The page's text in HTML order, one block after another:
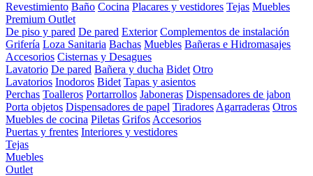
Revestimiento Baño Cocina Placares y vestidores Tejas Muebles
Premium Outlet
De piso y pared De pared Exterior Complementos de instalación
Grifería Loza Sanitaria Bachas Muebles Bañeras e Hidromasajes
Accesorios Cisternas y Desagues
Lavatorio De pared Bañera y ducha Bidet Otro
Lavatorios Inodoros Bidet Tapas y asientos
Perchas Toalleros Portarrollos Jaboneras Dispensadores de jabon
Porta objetos Dispensadores de papel Tiradores Agarraderas Otros
Muebles de cocina Piletas Grifos Accesorios
Puertas y frentes Interiores y vestidores
Tejas
Muebles
Outlet